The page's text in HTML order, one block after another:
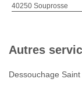
40250 Souprosse
Autres
Dessouchage